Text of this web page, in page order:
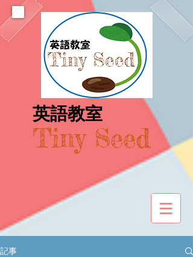
​英語教室
Tiny Seed
記事